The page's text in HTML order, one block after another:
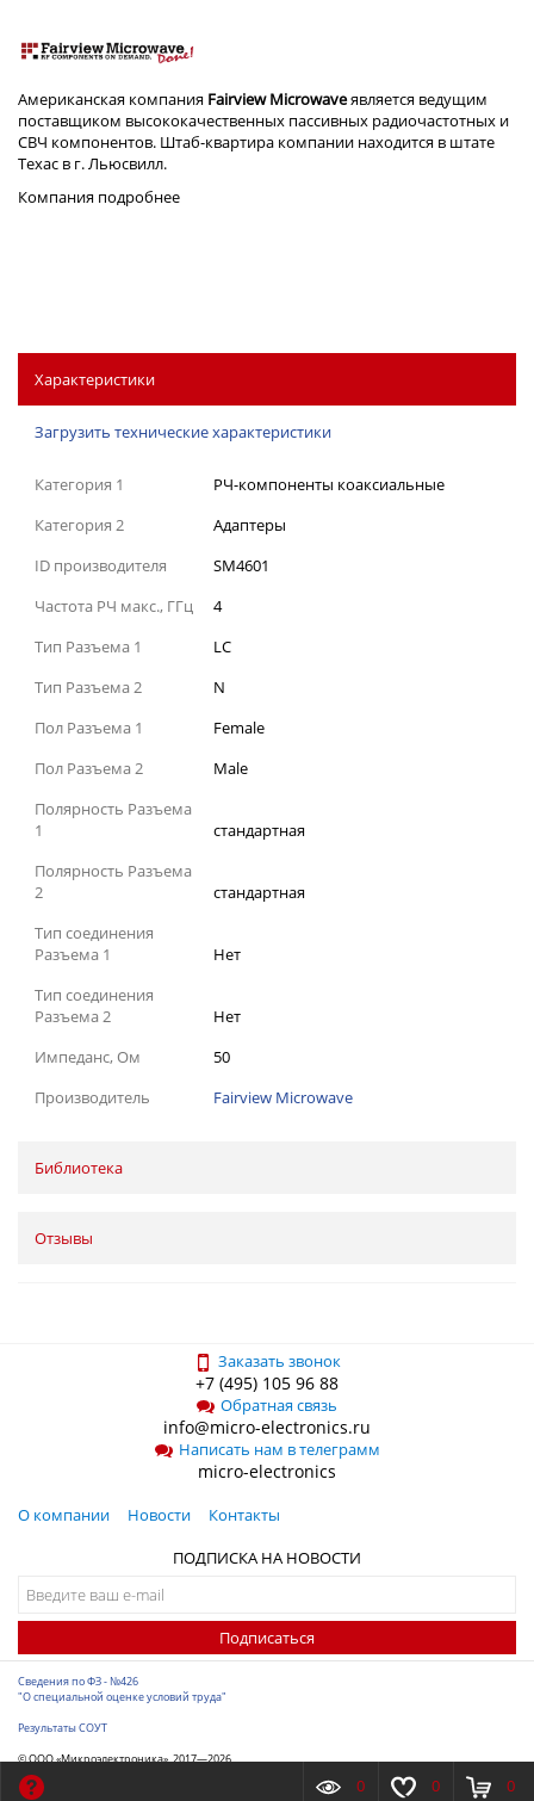
Американская компания Fairview Microwaveявляется ведущим
поставщиком высококачественных пассивных радиочастотных и
СВЧ компонентов. Штаб-квартира компании находится в штате
Техас в г. Льюсвилл.
Компания подробнее
Характеристики
Загрузить технические характеристики
Категория 1
РЧ-компоненты коаксиальные
Категория 2
Адаптеры
ID производителя
SM4601
Частота РЧ макс., ГГц
4
Тип Разъема 1
LC
Тип Разъема 2
N
Пол Разъема 1
Female
Пол Разъема 2
Male
Полярность Разъема
1
стандартная
Полярность Разъема
2
стандартная
Тип соединения
Разъема 1
Нет
Тип соединения
Разъема 2
Нет
Импеданс, Ом
50
Производитель
Fairview Microwave
Библиотека
Отзывы
Заказать звонок
+7 (495) 105 96 88
Обратная связь
info@micro-electronics.ru
Написать нам в телеграмм
micro-electronics
О компании Новости
Контакты
ПОДПИСКА НА НОВОСТИ
Подписаться
Сведения по ФЗ - №426
"О специальной оценке условий труда"
Результаты СОУТ
© ООО «Микроэлектроника», 2017—2026
Разработка сайта
0 0 0